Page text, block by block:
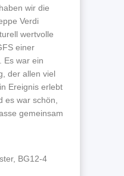
wir die
Verdi
wertvolle
einer
Es war ein
der allen viel
Ereignis erlebt
es war schön,
gemeinsam
BG12-4